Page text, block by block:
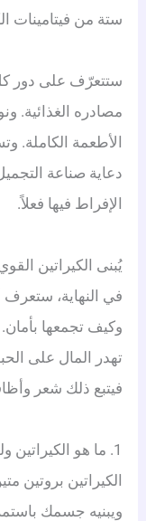
ستة من فيتامينات
ستتعرّف على دور
مصادره الغذائية.
الأطعمة الكاملة.
دعاية صناعة
الإفراط فيها فعلاً.
يُبنى الكيراتين
في النهاية، ستعرف
وكيف تجمعها بأمان.
تهدر المال على
فيتبع ذلك شعر
الكيراتين بروتين
ويبنيه جسمك